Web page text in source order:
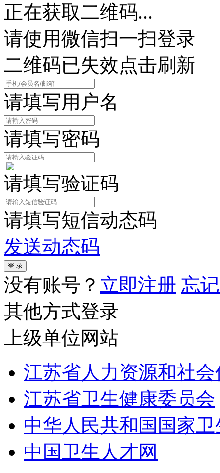
正在获取二维码...
请使用微信扫一扫登录
二维码已失效点击刷新
请填写用户名
请填写密码
请填写验证码
请填写短信动态码
发送动态码
没有账号？ 立即注册 忘
其他方式登录
上级单位网站
江苏省人力资源和社
江苏省卫生健康委员会
中华人民共和国国家
中国卫生人才网